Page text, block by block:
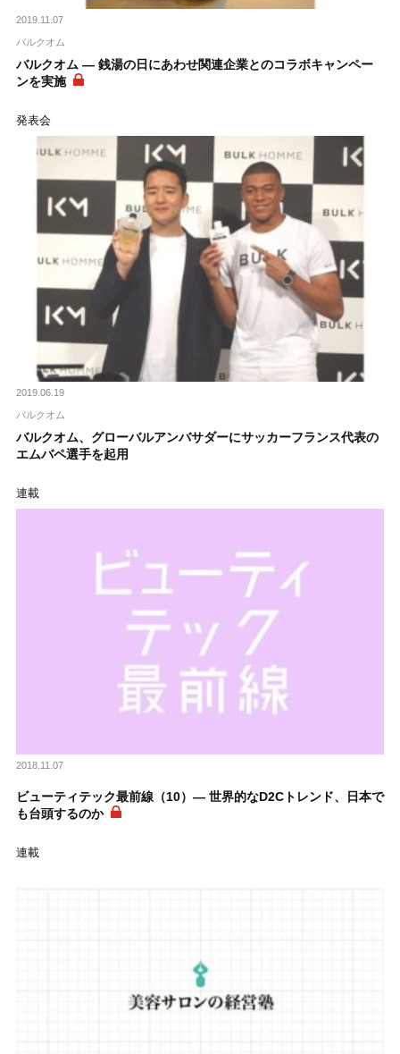
2019.11.07
バルクオム
バルクオム ― 銭湯の日にあわせ関連企業とのコラボキャンペー
ンを実施
発表会
2019.06.19
バルクオム
バルクオム、グローバルアンバサダーにサッカーフランス代表の
エムバペ選手を起用
連載
2018.11.07
ビューティテック最前線（10）― 世界的なD2Cトレンド、日本で
も台頭するのか
連載